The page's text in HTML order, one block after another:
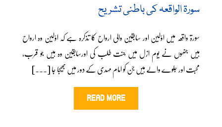
سورۃ الواقعہ کی باطنی تشریح
سورۃ واقعہ میں اوّلین اور سابقین والی ارواح کا تذکرہ ہے کہ اوّلین وہ ارواح
ہیں جنھوں نے یوم ازل میں جنت طلب کی اورسابقین وہ ہیں جو قرب،
محبت اور جلوے والے ہیں جن کو امام مہدی کے دور میں بھیجا جا [...]
READ MORE